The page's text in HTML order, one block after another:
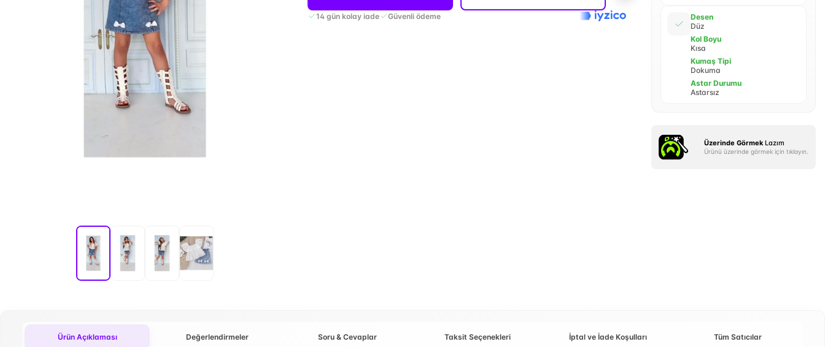
14 gün kolay iade Güvenli ödeme
Desen
Düz
Kol Boyu
Kısa
Kumaş Tipi
Dokuma
Astar Durumu
Astarsız
Üzerinde Görmek Lazım
Ürünü üzerinde görmek için tıklayın.
Ürün Açıklaması Değerlendirmeler Soru & Cevaplar Taksit Seçenekleri İptal ve İade Koşulları Tüm Satıcılar